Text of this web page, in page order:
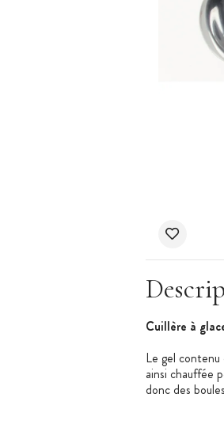
Cuillère à
Le gel contenu
ainsi chauffée
donc des